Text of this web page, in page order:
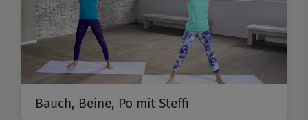
Bauch, Beine, Po mit Steffi